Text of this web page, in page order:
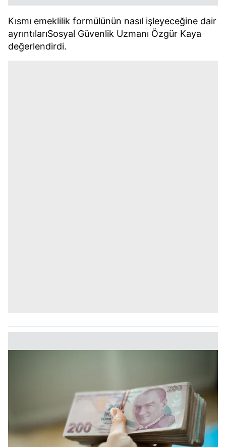
Kısmı emeklilik formülünün nasıl işleyeceğine dair
ayrıntılarıSosyal Güvenlik Uzmanı Özgür Kaya
değerlendirdi.